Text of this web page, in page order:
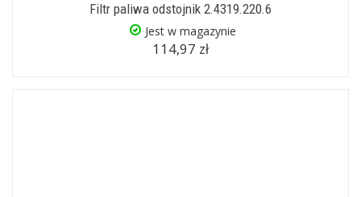
Filtr paliwa odstojnik 2.4319.220.6
Jest w magazynie
114,97 zł